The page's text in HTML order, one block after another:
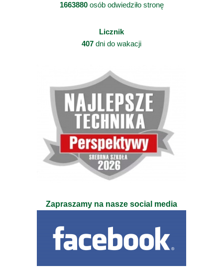
1663880osób odwiedziło stronę
Licznik
407 dni do wakacji
Zapraszamy na nasze social media